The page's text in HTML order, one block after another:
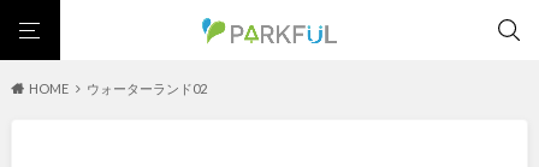
HOME ウォーターランド02